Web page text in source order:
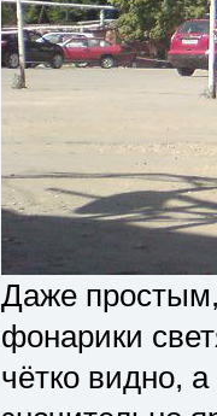
Даже
фонарики
чётко видно,